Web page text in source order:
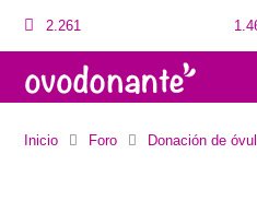
2.261
Inicio Foro Donación de